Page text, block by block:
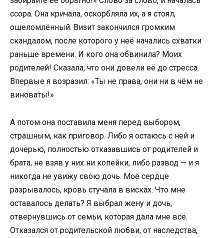
ссора. Она кричала, оскорбляла их, а я стоял,
ошеломлённый. Визит закончился громким
скандалом, после которого у неё начались схватки
раньше времени. И кого она обвинила? Моих
родителей! Сказала, что они довели её до стресса.
Впервые я возразил: «Ты не права, они ни в чём не
виноваты!»
А потом она поставила меня перед выбором,
страшным, как приговор. Либо я остаюсь с ней и
дочерью, полностью отказавшись от родителей и
брата, не взяв у них ни копейки, либо развод — и я
никогда не увижу свою дочь. Моё сердце
разрывалось, кровь стучала в висках. Что мне
оставалось делать? Я выбрал жену и дочь,
отвернувшись от семьи, которая дала мне всё.
Отказался от родительской любви, от наследства,